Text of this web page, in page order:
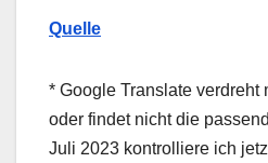
Quelle
* Google Translate verdreht
oder findet nicht die
Juli 2023 kontrolliere ich